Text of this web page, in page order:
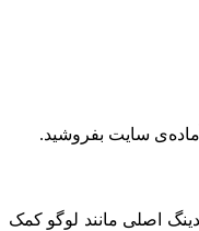
سایت بفروشید.
اصلی مانند لوگو کمک